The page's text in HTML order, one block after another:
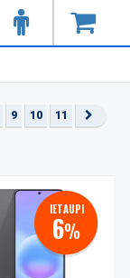
9 10 11
IETAUPI
6%